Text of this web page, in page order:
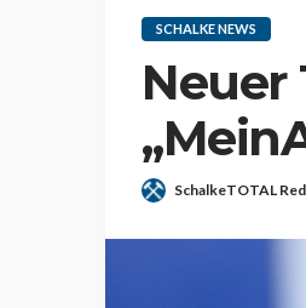
SCHALKE NEWS
Neuer
SchalkeTOTAL